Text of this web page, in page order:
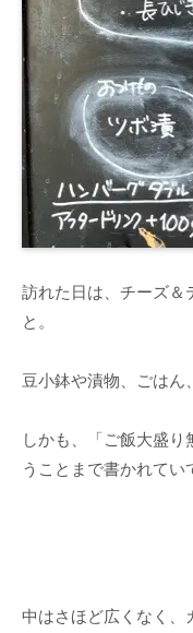
訪れた日は、チーズ＆
と。
豆小鉢や漬物、ごはん
しかも、「ご飯大盛
うことまで書かれてい
中はさほど広くなく、